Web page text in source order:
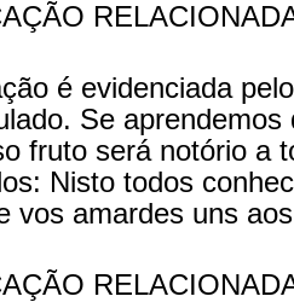
é evidenciada
Se
fruto será notório a
Nisto todos
vos amardes uns